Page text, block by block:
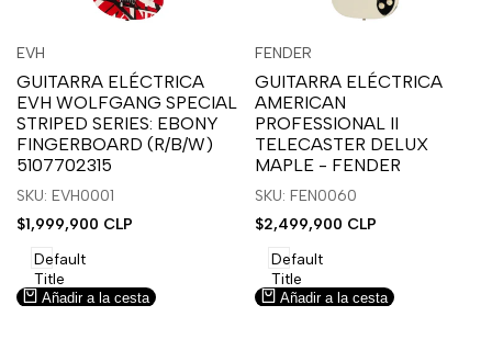
sesión
para
usar
la
lista
deseos.
para
usar
Compare
Proveedor:
EVH
GUITARRA ELÉCTRICA
EVH WOLFGANG SPECIAL
STRIPED SERIES: EBONY
FINGERBOARD (R/B/W)
5107702315
SKU: EVH0001
Precio
venta
$1,999,900 CLP
Default
Title
Añadir a la cesta
sesión
para
usar
la
lista
deseos.
sesión
para
usar
Compare
Vista
Proveedor:
FENDER
GUITARRA ELÉCTRICA
AMERICAN
PROFESSIONAL II
TELECASTER DELUX
MAPLE - FENDER
SKU: FEN0060
Precio
venta
$2,499,900 CLP
Default
Title
Añadir a la cesta